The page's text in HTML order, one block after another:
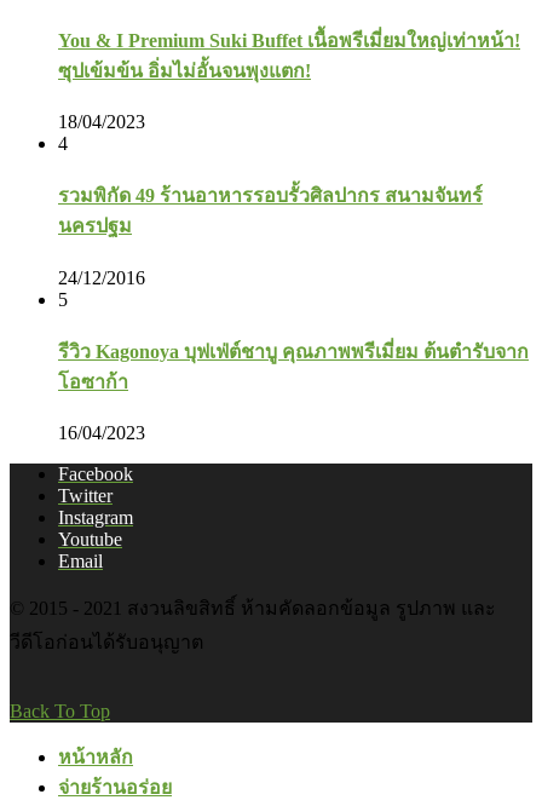
You & I Premium Suki Buffet เนื้อพรีเมี่ยมใหญ่เท่าหน้า!
ซุปเข้มข้น อิ่มไม่อั้นจนพุงแตก!
18/04/2023
4
รวมพิกัด 49 ร้านอาหารรอบรั้วศิลปากร สนามจันทร์
นครปฐม
24/12/2016
5
รีวิว Kagonoya บุฟเฟ่ต์ชาบู คุณภาพพรีเมี่ยม ต้นตำรับจาก
โอซาก้า
16/04/2023
Facebook
Twitter
Instagram
Youtube
Email
© 2015 - 2021 สงวนลิขสิทธิ์ ห้ามคัดลอกข้อมูล รูปภาพ และ
วีดีโอก่อนได้รับอนุญาต
Back To Top
หน้าหลัก
จ่ายร้านอร่อย